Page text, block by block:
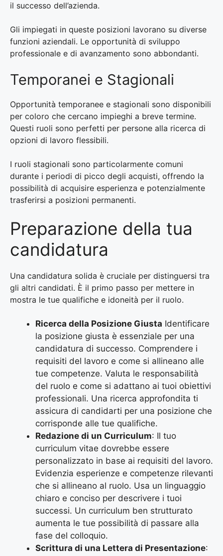
il successo dell’azienda.
Gli impiegati in queste posizioni lavorano su diverse
funzioni aziendali. Le opportunità di sviluppo
professionale e di avanzamento sono abbondanti.
Temporanei e Stagionali
Opportunità temporanee e stagionali sono disponibili
per coloro che cercano impieghi a breve termine.
Questi ruoli sono perfetti per persone alla ricerca di
opzioni di lavoro flessibili.
I ruoli stagionali sono particolarmente comuni
durante i periodi di picco degli acquisti, offrendo la
possibilità di acquisire esperienza e potenzialmente
trasferirsi a posizioni permanenti.
Preparazione della tua
candidatura
Una candidatura solida è cruciale per distinguersi tra
gli altri candidati. È il primo passo per mettere in
mostra le tue qualifiche e idoneità per il ruolo.
Ricerca della Posizione Giusta Identificare
la posizione giusta è essenziale per una
candidatura di successo. Comprendere i
requisiti del lavoro e come si allineano alle
tue competenze. Valuta le responsabilità
del ruolo e come si adattano ai tuoi obiettivi
professionali. Una ricerca approfondita ti
assicura di candidarti per una posizione che
corrisponde alle tue qualifiche.
Redazione di un Curriculum: Il tuo
curriculum vitae dovrebbe essere
personalizzato in base ai requisiti del lavoro.
Evidenzia esperienze e competenze rilevanti
che si allineano al ruolo. Usa un linguaggio
chiaro e conciso per descrivere i tuoi
successi. Un curriculum ben strutturato
aumenta le tue possibilità di passare alla
fase del colloquio.
Scrittura di una Lettera di Presentazione: